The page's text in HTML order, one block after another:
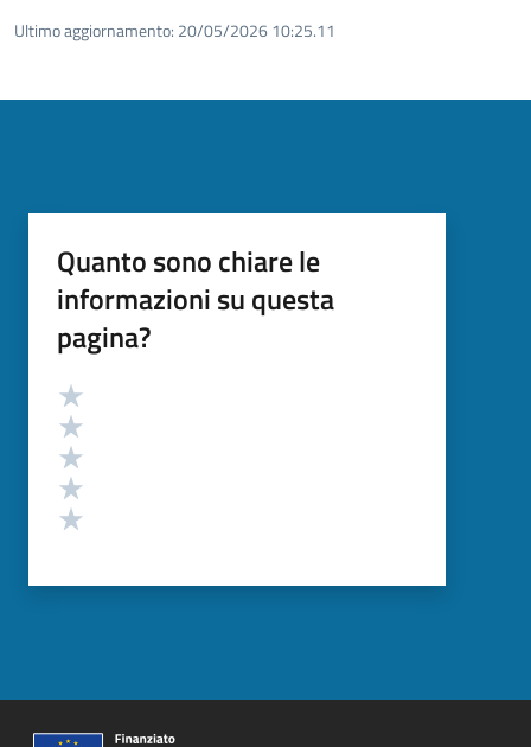
Ultimo aggiornamento: 20/05/2026 10:25.11
Quanto sono chiare le
informazioni su questa
pagina?
Valutazione